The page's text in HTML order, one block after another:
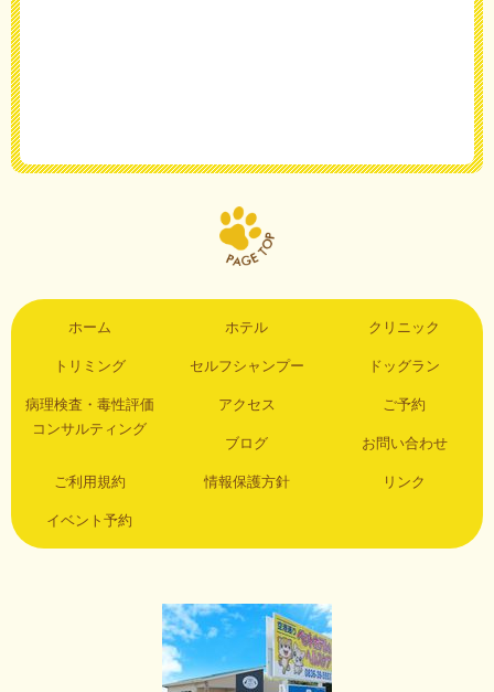
ホーム ホテル クリニック
トリミング セルフシャンプー ドッグラン
病理検査・毒性評価
コンサルティング
アクセス ご予約
ブログ お問い合わせ
ご利用規約 情報保護方針 リンク
イベント予約